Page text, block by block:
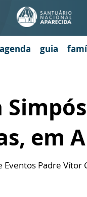
agenda guia
em
Padre Vítor